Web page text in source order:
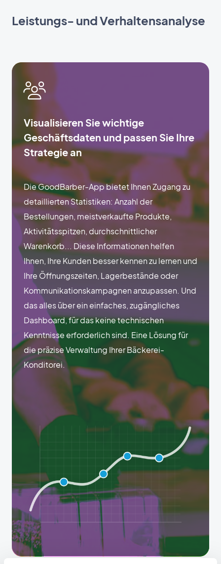
Leistungs- und Verhaltensanalyse
Visualisieren Sie wichtige
Geschäftsdaten und passen Sie Ihre
Strategie an
Die GoodBarber-App bietet Ihnen Zugang zu
detaillierten Statistiken: Anzahl der
Bestellungen, meistverkaufte Produkte,
Aktivitätsspitzen, durchschnittlicher
Warenkorb... Diese Informationen helfen
Ihnen, Ihre Kunden besser kennen zu lernen und
Ihre Öffnungszeiten, Lagerbestände oder
Kommunikationskampagnen anzupassen. Und
das alles über ein einfaches, zugängliches
Dashboard, für das keine technischen
Kenntnisse erforderlich sind. Eine Lösung für
die präzise Verwaltung Ihrer Bäckerei-
Konditorei.